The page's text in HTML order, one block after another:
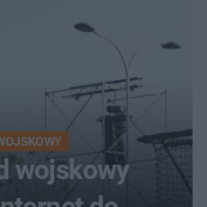
wojskowy